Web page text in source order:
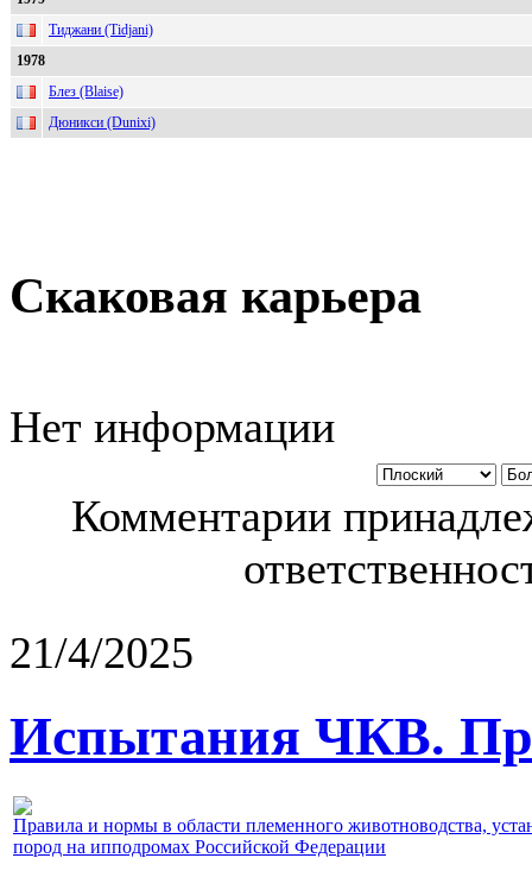
Тиджани (Tidjani)
1978
Блез (Blaise)
Дюникси (Dunixi)
Скаковая карьера
Нет информации
Комментарии
21/4/2025
Испытания ЧКВ.
Правила и нормы в области племенного животноводства,
пород на ипподромах Российской Федерации